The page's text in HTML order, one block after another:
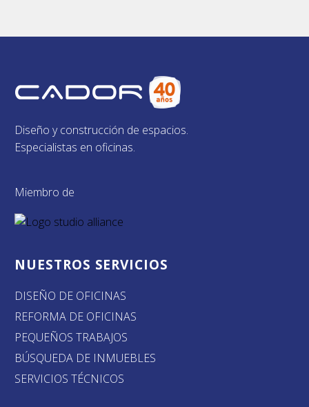
Diseño y construcción de espacios.
Especialistas en oficinas.
Miembro de
NUESTROS SERVICIOS
DISEÑO DE OFICINAS
REFORMA DE OFICINAS
PEQUEÑOS TRABAJOS
BÚSQUEDA DE INMUEBLES
SERVICIOS TÉCNICOS